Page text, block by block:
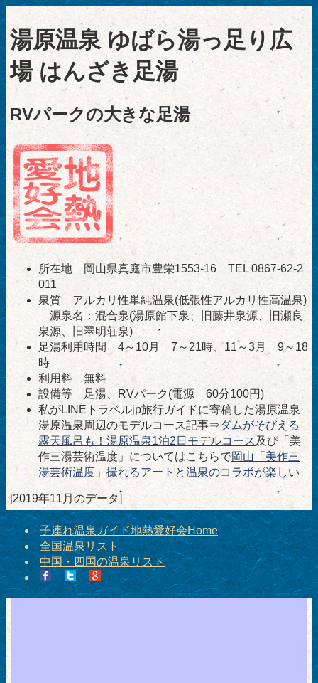
湯原温泉 ゆばら湯っ足り広
場 はんざき足湯
RVパークの大きな足湯
所在地 岡山県真庭市豊栄1553-16 TEL 0867-62-2
011
泉質 アルカリ性単純温泉(低張性アルカリ性高温泉)
源泉名：混合泉(湯原館下泉、旧藤井泉源、旧瀬良
泉源、旧翠明荘泉)
足湯利用時間 4～10月 7～21時、11～3月 9～18
時
利用料 無料
設備等 足湯、RVパーク(電源 60分100円)
私がLINEトラベルjp旅行ガイドに寄稿した湯原温泉
湯原温泉周辺のモデルコース記事⇒ダムがそびえる
露天風呂も！湯原温泉1泊2日モデルコース及び「美
作三湯芸術温度」についてはこちらで岡山「美作三
湯芸術温度」撮れるアートと温泉のコラボが楽しい
[2019年11月のデータ]
子連れ温泉ガイド地熱愛好会Home
全国温泉リスト
中国・四国の温泉リスト